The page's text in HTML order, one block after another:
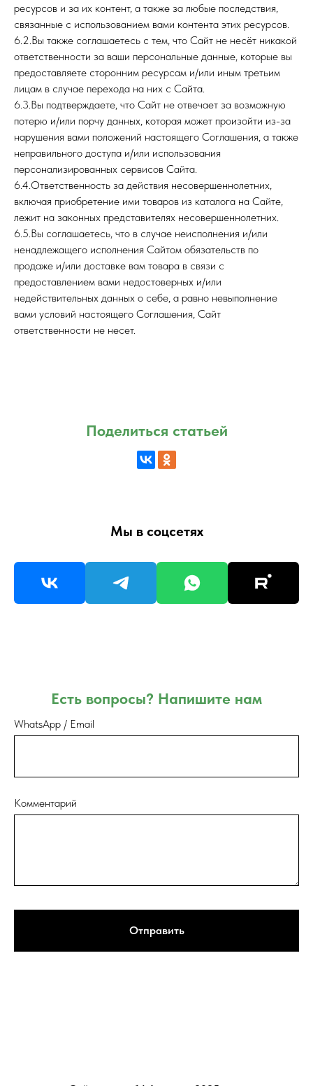
ресурсов и за их контент, а также за любые последствия,
связанные с использованием вами контента этих ресурсов.
6.2.Вы также соглашаетесь с тем, что Сайт не несёт никакой
ответственности за ваши персональные данные, которые вы
предоставляете сторонним ресурсам и/или иным третьим
лицам в случае перехода на них с Сайта.
6.3.Вы подтверждаете, что Сайт не отвечает за возможную
потерю и/или порчу данных, которая может произойти из-за
нарушения вами положений настоящего Соглашения, а также
неправильного доступа и/или использования
персонализированных сервисов Сайта.
6.4.Ответственность за действия несовершеннолетних,
включая приобретение ими товаров из каталога на Сайте,
лежит на законных представителях несовершеннолетних.
6.5.Вы соглашаетесь, что в случае неисполнения и/или
ненадлежащего исполнения Сайтом обязательств по
продаже и/или доставке вам товара в связи с
предоставлением вами недостоверных и/или
недействительных данных о себе, а равно невыполнение
вами условий настоящего Соглашения, Сайт
ответственности не несет.
Поделиться статьей
Мы в соцсетях
Есть вопросы? Напишите нам
WhatsApp / Email
Комментарий
Отправить